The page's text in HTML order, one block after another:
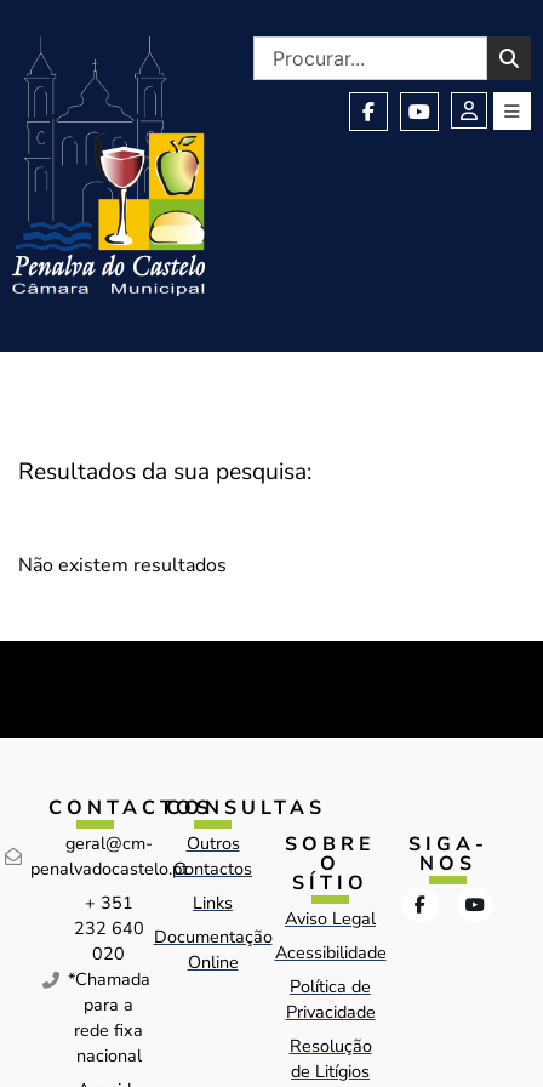
Resultados da sua pesquisa:
Não existem resultados
CONTACTOS
geral@cm-
penalvadocastelo.pt
+ 351
232 640
020
*Chamada
para a
rede fixa
nacional
CONSULTAS
Outros
Contactos
Links
Documentação
Online
SOBRE
O
SÍTIO
Aviso Legal
Acessibilidade
Política de
Privacidade
Resolução
de Litígios
SIGA-
NOS